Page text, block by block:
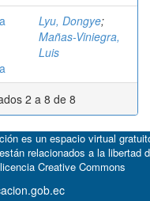
Lyu, Dongye;
Mañas-Viniegra,
Luis
2 a 8 de 8
es un espacio virtual
relacionados a la libertad
Creative Commons